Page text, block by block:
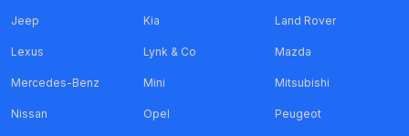
Jeep Kia Land Rover
Lexus Lynk & Co Mazda
Mercedes-Benz Mini Mitsubishi
Nissan Opel Peugeot